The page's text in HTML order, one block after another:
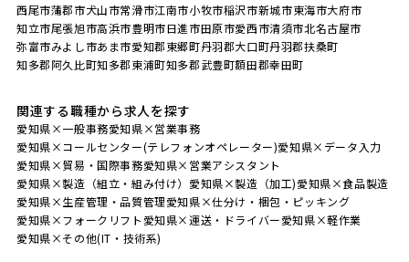
西尾市蒲郡市犬山市常滑市江南市小牧市稲沢市新城市東海市大府市
知立市尾張旭市高浜市豊明市日進市田原市愛西市清須市北名古屋市
弥富市みよし市あま市愛知郡東郷町丹羽郡大口町丹羽郡扶桑町
知多郡阿久比町知多郡東浦町知多郡武豊町額田郡幸田町
関連する職種から求人を探す
愛知県×一般事務愛知県×営業事務
愛知県×コールセンター(テレフォンオペレーター)愛知県×データ入力
愛知県×貿易・国際事務愛知県×営業アシスタント
愛知県×製造（組立・組み付け） 愛知県×製造（加工)愛知県×食品製造
愛知県×生産管理・品質管理愛知県×仕分け・梱包・ピッキング
愛知県×フォークリフト 愛知県×運送・ドライバー愛知県×軽作業
愛知県×その他(IT・技術系)